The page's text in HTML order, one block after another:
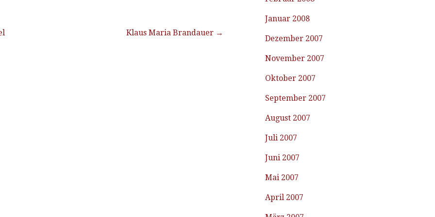
Klaus Maria Brandauer →
Januar 2008
Dezember 2007
November 2007
Oktober 2007
September 2007
August 2007
Juli 2007
Juni 2007
Mai 2007
April 2007